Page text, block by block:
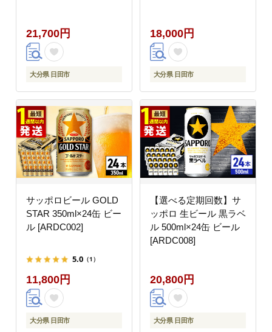
21,700円
大分県 日田市
18,000円
大分県 日田市
サッポロビール GOLD
STAR 350ml×24缶 ビー
ル [ARDC002]
5.0 （1）
11,800円
大分県 日田市
【選べる定期回数】サ
ッポロ 生ビール 黒ラベ
ル 500ml×24缶 ビール
[ARDC008]
20,800円
大分県 日田市